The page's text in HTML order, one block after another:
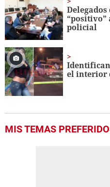
Delegados
“positivo”
policial
el interior
MIS TEMAS